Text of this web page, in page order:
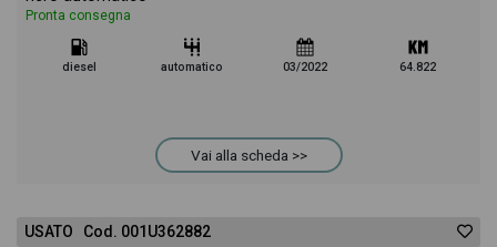
Pronta consegna
diesel automatico 03/2022 64.822
Vai alla scheda >>
USATO Cod. 001U362882